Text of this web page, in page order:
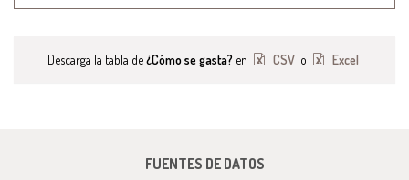
Descarga la tabla de¿Cómo se gasta? en CSV o Excel
FUENTES DE DATOS